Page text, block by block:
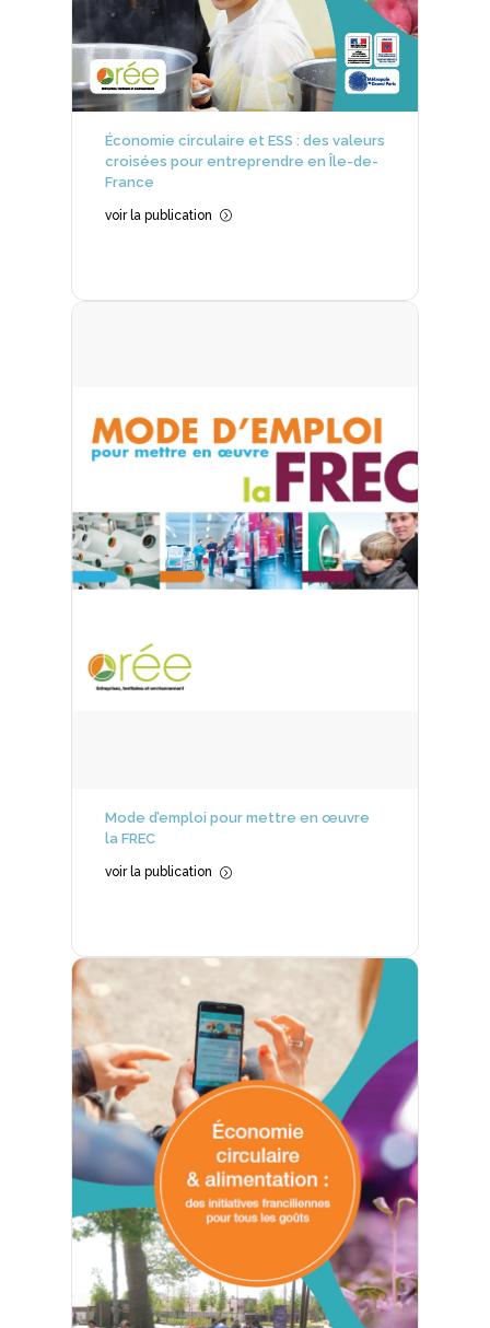
Économie circulaire et ESS : des valeurs
croisées pour entreprendre en Île-de-
France
voir la publication =
Mode d’emploi pour mettre en œuvre
la FREC
voir la publication =